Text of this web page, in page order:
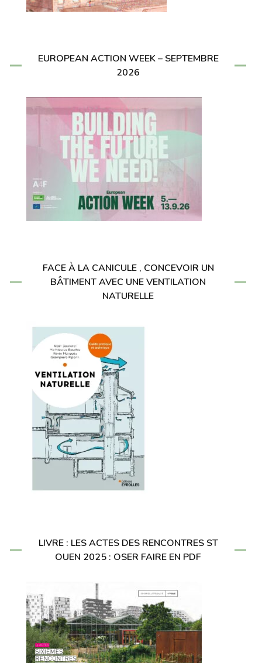
EUROPEAN ACTION WEEK – SEPTEMBRE
2026
FACE À LA CANICULE , CONCEVOIR UN
BÂTIMENT AVEC UNE VENTILATION
NATURELLE
LIVRE : LES ACTES DES RENCONTRES ST
OUEN 2025 : OSER FAIRE EN PDF